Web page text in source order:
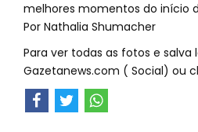
melhores momentos do início
Por Nathalia Shumacher
Para ver todas as fotos e salva
Gazetanews.com ( Social) ou